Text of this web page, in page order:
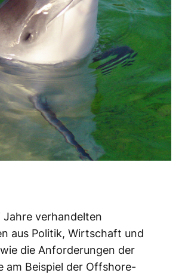
Jahre verhandelten
aus Politik, Wirtschaft und
die Anforderungen der
am Beispiel der Offshore-